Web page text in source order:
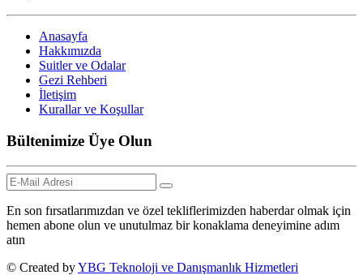
Anasayfa
Hakkımızda
Suitler ve Odalar
Gezi Rehberi
İletişim
Kurallar ve Koşullar
Bültenimize Üye Olun
En son fırsatlarımızdan ve özel tekliflerimizden haberdar olmak için
hemen abone olun ve unutulmaz bir konaklama deneyimine adım
atın
© Created byYBG Teknoloji ve Danışmanlık Hizmetleri